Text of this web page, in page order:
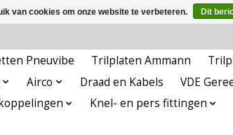
Pneuvibe Trilplaten Ammann
Airco Draad en Kabels VDE
Knel- en pers fittingen
van cookies om onze website te verbeteren. Dit